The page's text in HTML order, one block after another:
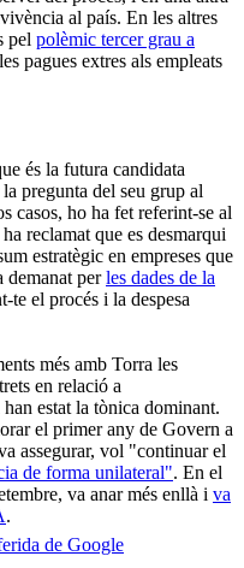
al país. En les altres
pel polèmic tercer grau a
pagues extres als empleats
és la futura candidata
pregunta del seu grup al
casos, ho ha fet referint-se al
reclamat que es desmarqui
estratègic en empreses que
demanat perles dades de la
te el procés i la despesa
més amb Torra les
en relació a
estat la tònica dominant.
el primer any de Govern a
assegurar, vol "continuar el
de forma unilateral". En el
va anar més enllà i va
.
de Google